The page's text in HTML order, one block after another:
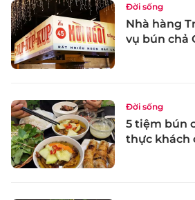
Đời sống
Nhà hàng
vụ bún chả
Đời sống
5 tiệm bún
thực khách